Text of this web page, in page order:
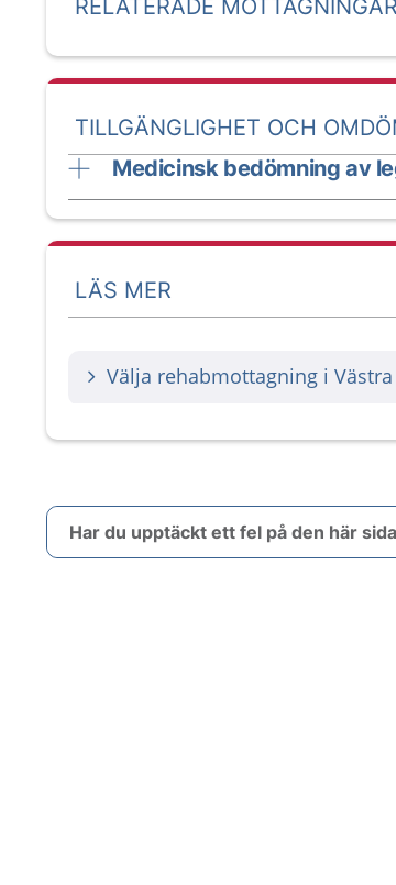
RELATERADE MOTTAGNINGAR
TILLGÄNGLIGHET OCH
Medicinsk bedömning av
LÄS MER
Välja rehabmottagning i
Har du upptäckt ett fel på den här